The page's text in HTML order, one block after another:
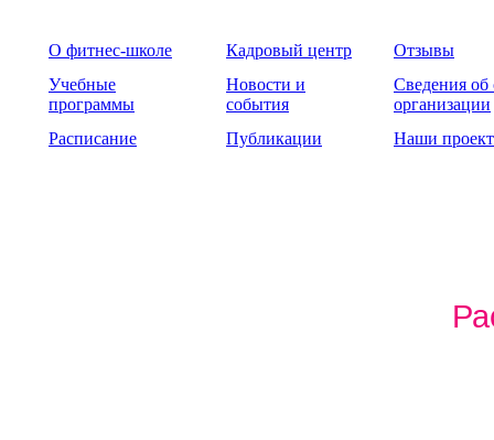
О фитнес-школе Кадровый центр
Отзывы
Учебные
программы
Новости и
события
Сведения об
организации
Расписание
Публикации Наши